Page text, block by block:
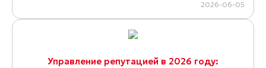
2026-06-05
Управление репутацией в 2026 году: